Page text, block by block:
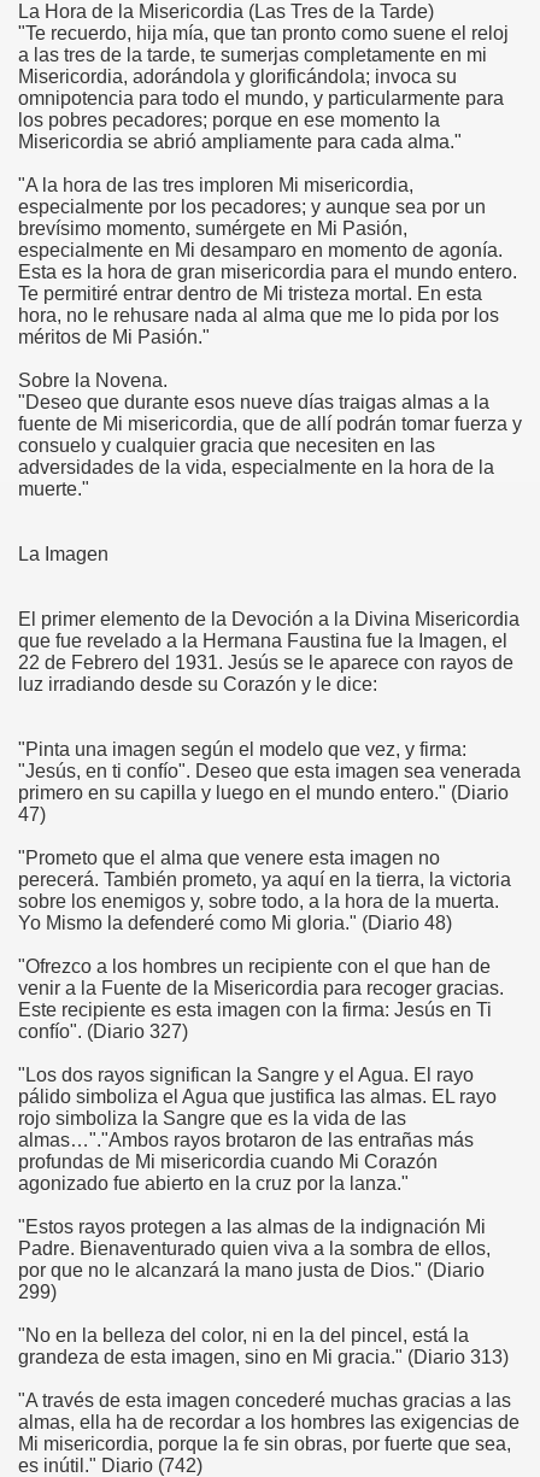
La Hora de la Misericordia (Las Tres de la Tarde)
"Te recuerdo, hija mía, que tan pronto como suene el reloj
a las tres de la tarde, te sumerjas completamente en mi
Misericordia, adorándola y glorificándola; invoca su
omnipotencia para todo el mundo, y particularmente para
los pobres pecadores; porque en ese momento la
Misericordia se abrió ampliamente para cada alma."
"A la hora de las tres imploren Mi misericordia,
especialmente por los pecadores; y aunque sea por un
brevísimo momento, sumérgete en Mi Pasión,
especialmente en Mi desamparo en momento de agonía.
Esta es la hora de gran misericordia para el mundo entero.
Te permitiré entrar dentro de Mi tristeza mortal. En esta
hora, no le rehusare nada al alma que me lo pida por los
méritos de Mi Pasión."
Sobre la Novena.
"Deseo que durante esos nueve días traigas almas a la
fuente de Mi misericordia, que de allí podrán tomar fuerza y
consuelo y cualquier gracia que necesiten en las
adversidades de la vida, especialmente en la hora de la
muerte."
La Imagen
El primer elemento de la Devoción a la Divina Misericordia
que fue revelado a la Hermana Faustina fue la Imagen, el
22 de Febrero del 1931. Jesús se le aparece con rayos de
luz irradiando desde su Corazón y le dice:
"Pinta una imagen según el modelo que vez, y firma:
"Jesús, en ti confío". Deseo que esta imagen sea venerada
primero en su capilla y luego en el mundo entero." (Diario
47)
"Prometo que el alma que venere esta imagen no
perecerá. También prometo, ya aquí en la tierra, la victoria
sobre los enemigos y, sobre todo, a la hora de la muerta.
Yo Mismo la defenderé como Mi gloria." (Diario 48)
"Ofrezco a los hombres un recipiente con el que han de
venir a la Fuente de la Misericordia para recoger gracias.
Este recipiente es esta imagen con la firma: Jesús en Ti
confío". (Diario 327)
"Los dos rayos significan la Sangre y el Agua. El rayo
pálido simboliza el Agua que justifica las almas. EL rayo
rojo simboliza la Sangre que es la vida de las
almas…"."Ambos rayos brotaron de las entrañas más
profundas de Mi misericordia cuando Mi Corazón
agonizado fue abierto en la cruz por la lanza."
"Estos rayos protegen a las almas de la indignación Mi
Padre. Bienaventurado quien viva a la sombra de ellos,
por que no le alcanzará la mano justa de Dios." (Diario
299)
"No en la belleza del color, ni en la del pincel, está la
grandeza de esta imagen, sino en Mi gracia." (Diario 313)
"A través de esta imagen concederé muchas gracias a las
almas, ella ha de recordar a los hombres las exigencias de
Mi misericordia, porque la fe sin obras, por fuerte que sea,
es inútil." Diario (742)